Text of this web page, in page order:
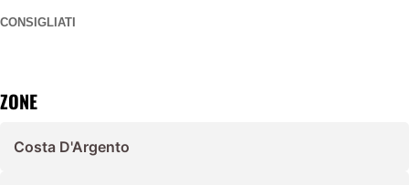
CONSIGLIATI
ZONE
Costa D'Argento